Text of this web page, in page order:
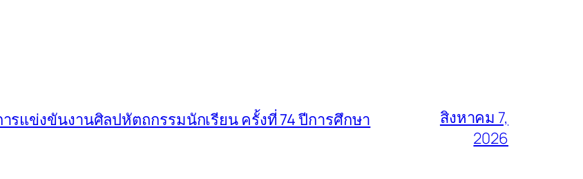
รแข่งขันงานศิลปหัตถกรรมนักเรียน ครั้งที่ 74 ปีการศึกษา
สิงหาคม 7,
2026